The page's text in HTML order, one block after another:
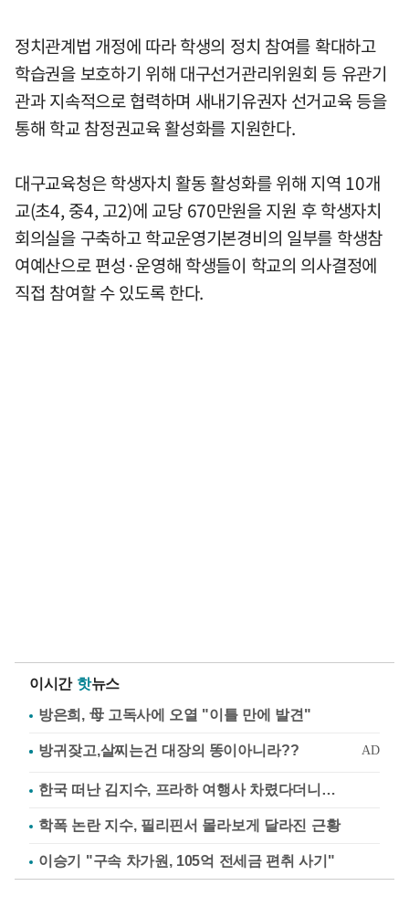
정치관계법 개정에 따라 학생의 정치 참여를 확대하고
학습권을 보호하기 위해 대구선거관리위원회 등 유관기
관과 지속적으로 협력하며 새내기유권자 선거교육 등을
통해 학교 참정권교육 활성화를 지원한다.
대구교육청은 학생자치 활동 활성화를 위해 지역 10개
교(초4, 중4, 고2)에 교당 670만원을 지원 후 학생자치
회의실을 구축하고 학교운영기본경비의 일부를 학생참
여예산으로 편성·운영해 학생들이 학교의 의사결정에
직접 참여할 수 있도록 한다.
이시간 핫뉴스
방은희, 母 고독사에 오열 "이틀 만에 발견"
한국 떠난 김지수, 프라하 여행사 차렸다더니…
학폭 논란 지수, 필리핀서 몰라보게 달라진 근황
이승기 "구속 차가원, 105억 전세금 편취 사기"